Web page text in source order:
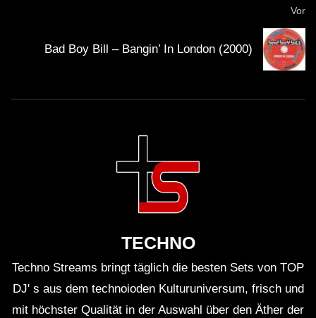
Vor
Bad Boy Bill – Bangin’ In London (2000)
TECHNO
Techno Streams bringt täglich die besten Sets von TOP
DJ' s aus dem technoioden Kulturuniversum, frisch und
mit höchster Qualität in der Auswahl über den Äther der